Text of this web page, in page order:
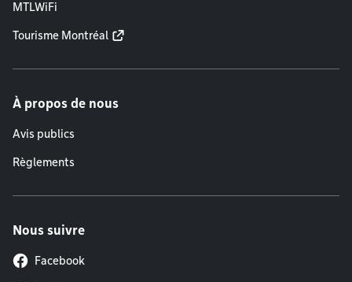
MTLWiFi
Tourisme Montréal
À propos de nous
Avis publics
Règlements
Nous suivre
Facebook